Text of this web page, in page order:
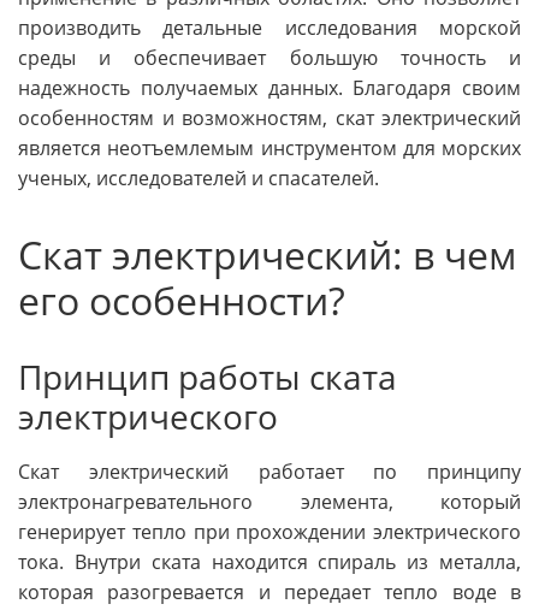
производить детальные исследования морской
среды и обеспечивает большую точность и
надежность получаемых данных. Благодаря своим
особенностям и возможностям, скат электрический
является неотъемлемым инструментом для морских
ученых, исследователей и спасателей.
Скат электрический: в чем
его особенности?
Принцип работы ската
электрического
Скат электрический работает по принципу
электронагревательного элемента, который
генерирует тепло при прохождении электрического
тока. Внутри ската находится спираль из металла,
которая разогревается и передает тепло воде в